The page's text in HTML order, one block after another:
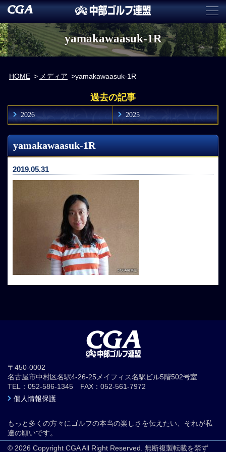
yamakawaasuk-1R
HOME メディア yamakawaasuk-1R
過去の記事
2026 2025
yamakawaasuk-1R
2019.05.31
〒450-0002
名古屋市中村区名駅4-26-25メイフィス名駅ビル5階502号室
TEL：052-586-1345 FAX：052-561-7972
個人情報保護
もっと多くの方々にゴルフの本当の楽しさを伝えたい、それが私
達の願いです。
© 2026 Copyright CGA All Right Reserved. 無断複製転載を禁ず